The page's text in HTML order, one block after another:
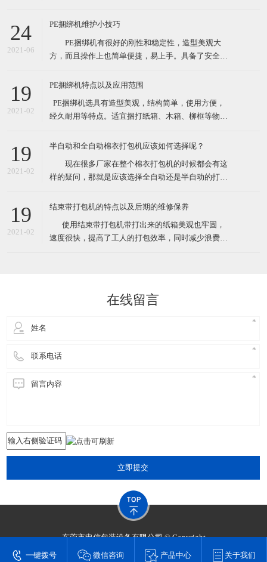
其体积小巧、维修起来比较简易，故广泛适用于流动
捆包机的电熔粘合效果，又可解决带钳的铁扣机捆
24
2021-06
PE捆绑机维护小技巧
PE捆绑机有很好的刚性和稳定性，造型美观大
方，而且操作上也简单便捷，易上手。具备了安全性
开始使用PE捆绑机的厂家对了PE捆绑机赞口不绝，认
约了人力运输费。 PE捆绑机广泛用于用于食品、
医药、五金、化工
19
2021-02
PE捆绑机特点以及应用范围
​ PE捆绑机选具有造型美观，结构简单，使用方便，
经久耐用等特点。适宜捆打纸箱、木箱、柳框等物
其体积小巧、维修起来比较简易，故广泛适用于流动
捆包机的电熔粘合效果，又可解决带钳的铁扣机捆
19
2021-02
半自动和全自动棉衣打包机应该如何选择呢？
现在很多厂家在整个棉衣打包机的时候都会有这
样的疑问，那就是应该选择全自动还是半自动的打包
接选择全自动的，很有可能由于衣物的形状不是十分
另外的朋友觉得如果不选择全自动的打包机的话，很
有可能最后会造成比较严重
19
2021-02
结束带打包机的特点以及后期的维修保养
​ 使用结束带打包机带打出来的纸箱美观也牢固，
速度很快，提高了工人的打包效率，同时减少浪费，
在线留言
立即提交
东莞市申信包装设备有限公司 © Copyright
东莞网站建设​
一键拨号 微信咨询 产品中心 关于我们